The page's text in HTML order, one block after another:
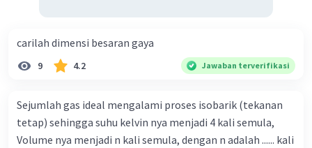
carilah dimensi besaran gaya
9 4.2 Jawaban terverifikasi
Sejumlah gas ideal mengalami proses isobarik (tekanan
tetap) sehingga suhu kelvin nya menjadi 4 kali semula,
Volume nya menjadi n kali semula, dengan n adalah ...... kali